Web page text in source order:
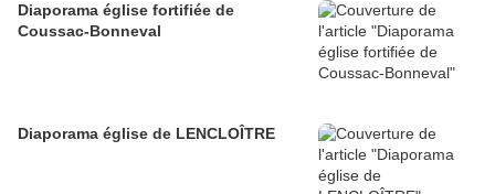
Diaporama église fortifiée de
Coussac-Bonneval
Diaporama église de LENCLOÎTRE